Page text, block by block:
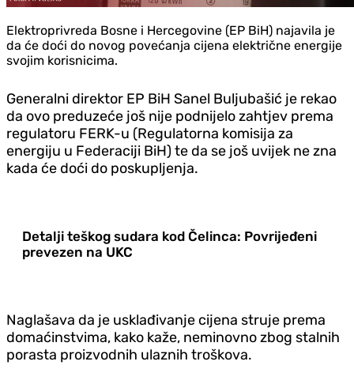
Elektroprivreda Bosne i Hercegovine (EP BiH) najavila je
da će doći do novog povećanja cijena električne energije
svojim korisnicima.
Generalni direktor EP BiH Sanel Buljubašić je rekao
da ovo preduzeće još nije podnijelo zahtjev prema
regulatoru FERK-u (Regulatorna komisija za
energiju u Federaciji BiH) te da se još uvijek ne zna
kada će doći do poskupljenja.
Detalji teškog sudara kod Čelinca: Povrijeđeni
prevezen na UKC
Naglašava da je usklađivanje cijena struje prema
domaćinstvima, kako kaže, neminovno zbog stalnih
porasta proizvodnih ulaznih troškova.